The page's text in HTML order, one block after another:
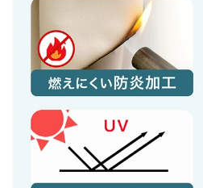
>>タンスのゲンが返信しました
この度は、タンスのゲンを
ざいます。
カーテンのお色味やコストパ
たご様子で安心いたしました。
購入いただいた商品がお客様
です。
これからもお客様にご支持い
めてまいりますので、またの